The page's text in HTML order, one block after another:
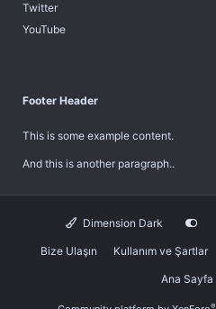
Twitter
YouTube
Footer Header
This is some example content.
And this is another paragraph..
Dimension Dark
Bize Ulaşın Kullanım ve Şartlar
Ana Sayfa
®